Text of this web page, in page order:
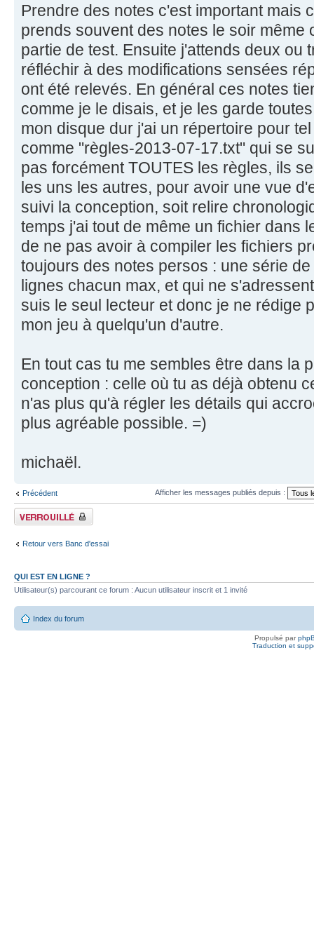
Prendre des notes c'est important mais
prends souvent des notes le soir même
partie de test. Ensuite j'attends deux ou
réfléchir à des modifications sensées
ont été relevés. En général ces notes
comme je le disais, et je les garde
mon disque dur j'ai un répertoire pour
comme "règles-2013-07-17.txt" qui se
pas forcément TOUTES les règles, ils
les uns les autres, pour avoir une vue
suivi la conception, soit relire
temps j'ai tout de même un fichier dans
de ne pas avoir à compiler les fichiers
toujours des notes persos : une série
lignes chacun max, et qui ne
suis le seul lecteur et donc je ne rédige
mon jeu à quelqu'un d'autre.
En tout cas tu me sembles être dans la
conception : celle où tu as déjà obtenu
n'as plus qu'à régler les détails qui
plus agréable possible. =)
michaël.
Précédent Afficher les messages publiés depuis :
Fil verrouillé
Retour vers Banc d'essai
QUI EST EN LIGNE ?
Utilisateur(s) parcourant ce forum : Aucun utilisateur inscrit et 1 invité
Index du forum
Propulsé par
Traduction et